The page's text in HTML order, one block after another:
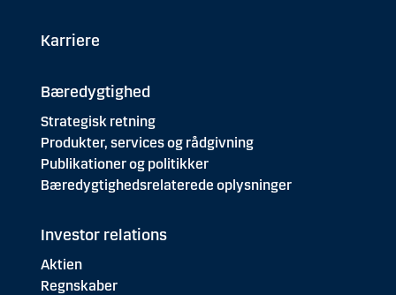
Karriere
Bæredygtighed
Strategisk retning
Produkter, services og rådgivning
Publikationer og politikker
Bæredygtighedsrelaterede oplysninger
Investor relations
Aktien
Regnskaber